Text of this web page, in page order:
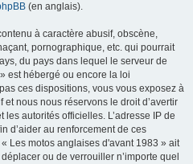
(en anglais).
à caractère abusif, obscène,
pornographique, etc. qui pourrait
du pays dans lequel le serveur de
est hébergé ou encore la loi
ces dispositions, vous vous exposez à
nous nous réservons le droit d’avertir
les autorités officielles. L’adresse IP de
d’aider au renforcement de ces
Les motos anglaises d'avant 1983 » ait
ou de verrouiller n’importe quel